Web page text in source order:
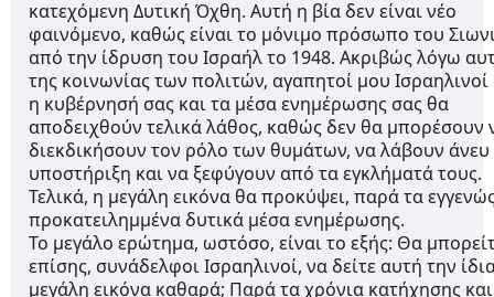
κατεχόμενη Δυτική Όχθη. Αυτή η βία δεν είναι νέο
φαινόμενο, καθώς είναι το μόνιμο πρόσωπο του
από την ίδρυση του Ισραήλ το 1948. Ακριβώς λόγω
της κοινωνίας των πολιτών, αγαπητοί μου Ισραηλινοί
η κυβέρνησή σας και τα μέσα ενημέρωσης σας θα
αποδειχθούν τελικά λάθος, καθώς δεν θα μπορέσουν
διεκδικήσουν τον ρόλο των θυμάτων, να λάβουν
υποστήριξη και να ξεφύγουν από τα εγκλήματά τους.
Τελικά, η μεγάλη εικόνα θα προκύψει, παρά τα
προκατειλημμένα δυτικά μέσα ενημέρωσης.
Το μεγάλο ερώτημα, ωστόσο, είναι το εξής: Θα
επίσης, συνάδελφοι Ισραηλινοί, να δείτε αυτή την
μεγάλη εικόνα καθαρά; Παρά τα χρόνια κατήχησης και